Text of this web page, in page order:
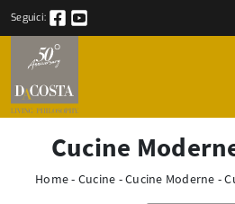
Seguici:
Cucine
Home- Cucine -Cucine Moderne -